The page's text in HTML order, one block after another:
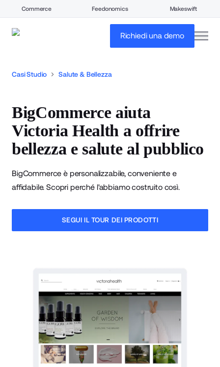
Commerce Feedonomics Makeswift
Richiedi una demo
Casi Studio Salute & Bellezza
BigCommerce aiuta
Victoria Health a offrire
bellezza e salute al pubblico
BigCommerce è personalizzabile, conveniente e
affidabile. Scopri perché l'abbiamo costruito così.
SEGUI IL TOUR DEI PRODOTTI